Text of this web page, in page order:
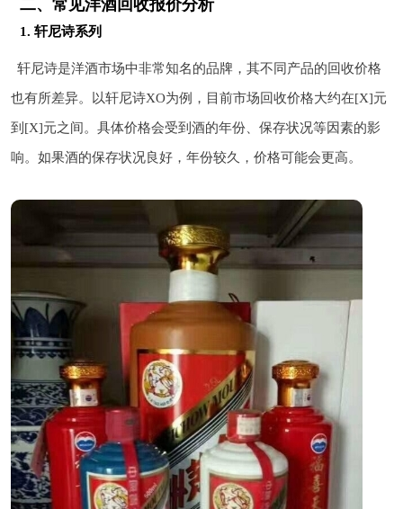
二、常见洋酒回收报价分析
1. 轩尼诗系列
轩尼诗是洋酒市场中非常知名的品牌，其不同产品的回收价格
也有所差异。以轩尼诗XO为例，目前市场回收价格大约在[X]元
到[X]元之间。具体价格会受到酒的年份、保存状况等因素的影
响。如果酒的保存状况良好，年份较久，价格可能会更高。